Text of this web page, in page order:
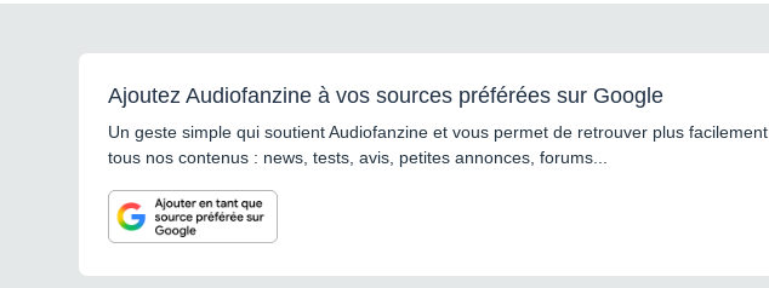
Ajoutez Audiofanzine à vos sources préférées sur Google
Un geste simple qui soutient Audiofanzine et vous permet de retrouver plus facilement
tous nos contenus : news, tests, avis, petites annonces, forums...